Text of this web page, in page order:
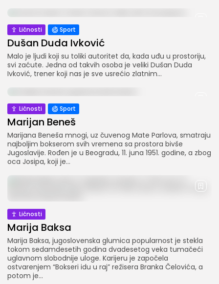
PRIDRUŽITE NAM SE
Ličnosti Sport
Dušan Duda Ivković
Malo je ljudi koji su toliki autoritet da, kada uđu u prostoriju,
svi zaćute. Jedna od takvih osoba je veliki Dušan Duda
Ivković, trener koji nas je sve usrećio zlatnim...
Ličnosti Sport
Marijan Beneš
Marijana Beneša mnogi, uz čuvenog Mate Parlova, smatraju
najboljim bokserom svih vremena sa prostora bivše
Jugoslavije. Rođen je u Beogradu, 11. juna 1951. godine, a zbog
oca Josipa, koji je...
Ličnosti
Marija Baksa
Marija Baksa, jugoslovenska glumica popularnost je stekla
tokom sedamdesetih godina dvadesetog veka tumačeći
uglavnom slobodnije uloge. Karijeru je započela
ostvarenjem “Bokseri idu u raj” režisera Branka Čelovića, a
potom je...